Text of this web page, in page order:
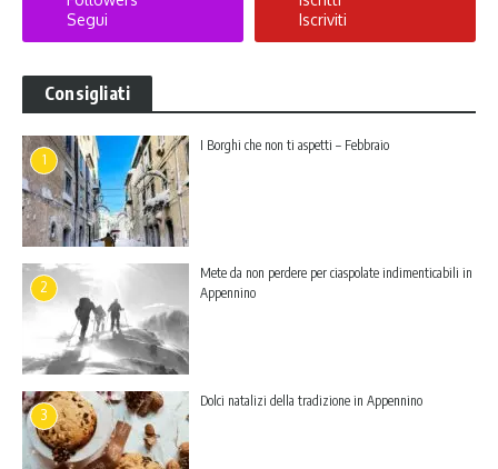
Segui
Iscriviti
Consigliati
1
I Borghi che non ti aspetti – Febbraio
2
Mete da non perdere per ciaspolate indimenticabili in
Appennino
3
Dolci natalizi della tradizione in Appennino